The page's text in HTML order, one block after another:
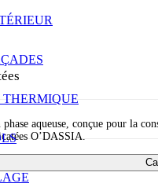
THERMIQUE
aqueuse, conçue pour la
O’DASSIA.